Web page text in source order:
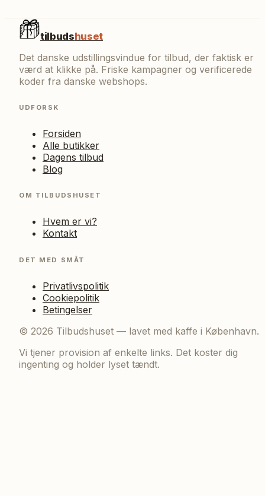
tilbudshuset
Det danske udstillingsvindue for tilbud, der faktisk er
værd at klikke på. Friske kampagner og verificerede
koder fra danske webshops.
UDFORSK
Forsiden
Alle butikker
Dagens tilbud
Blog
OM TILBUDSHUSET
Hvem er vi?
Kontakt
DET MED SMÅT
Privatlivspolitik
Cookiepolitik
Betingelser
© 2026 Tilbudshuset — lavet med kaffe i København.
Vi tjener provision af enkelte links. Det koster dig
ingenting og holder lyset tændt.